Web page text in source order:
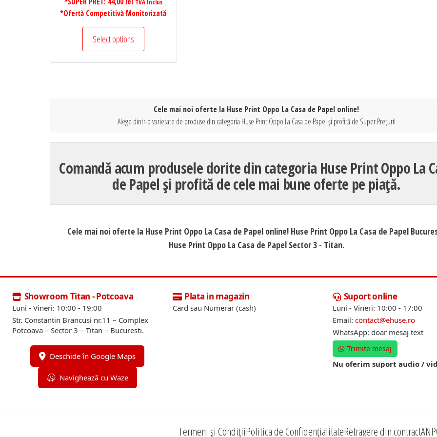
*Ofertă Competitivă Monitorizată
Select options
Cele mai noi oferte la Huse Print Oppo La Casa de Papel online!
Alege dintr-o varietate de produse din categoria Huse Print Oppo La Casa de Papel și profită de Super Prețuri!
Comandă acum produsele dorite din categoria Huse Print Oppo La
de Papel și profită de cele mai bune oferte pe piață.
Cele mai noi oferte la Huse Print Oppo La Casa de Papel online! Huse Print Oppo La Casa de Papel
Huse Print Oppo La Casa de Papel Sector 3 - Titan.
Showroom Titan - Potcoava
Luni - Vineri: 10:00 - 19:00
Str. Constantin Brancusi nr.11 – Complex
Potcoava – Sector 3 – Titan – Bucuresti.
Deschide în Google Maps
Navighează cu Waze
Plata in magazin
Card sau Numerar (cash)
Suport online
Luni - Vineri: 10:00 - 17:00
Email: contact@ehuse.ro
WhatsApp: doar mesaj text
Trimite mesaj
Nu oferim suport audio /
Termeni și CondițiiPolitica de ConfidențialitateRetragere din contract